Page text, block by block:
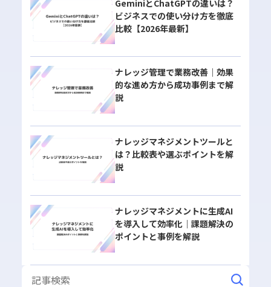
GeminiとChatGPTの違いは？
ビジネスでの使い分け方を徹底
比較【2026年最新】
ナレッジ管理で業務改善｜効果
的な進め方から成功事例まで解
説
ナレッジマネジメントツールと
は？比較表や選ぶポイントを解
説
ナレッジマネジメントに生成AI
を導入して効率化｜課題解決の
ポイントと事例を解説